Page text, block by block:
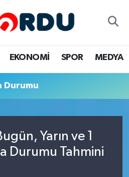
EKONOMİ SPOR MEDYA
Durumu
Yarın ve 1
Durumu Tahmini
ve Fikstür